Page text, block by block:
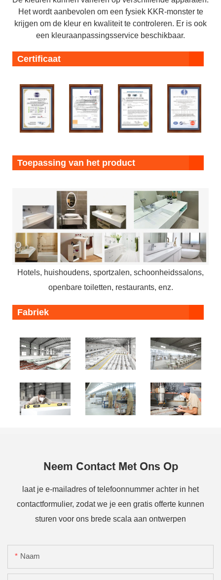
Het wordt aanbevolen om een ​​fysiek KKR-monster te
krijgen om de kleur en kwaliteit te controleren. Er is ook
een kleuraanpassingsservice beschikbaar.
Certificaat
Toepassing van het product
Hotels, huishoudens, sportzalen, schoonheidssalons,
openbare toiletten, restaurants, enz.
Fabriek
Neem Contact Met Ons Op
laat je e-mailadres of telefoonnummer achter in het
contactformulier, zodat we je een gratis offerte kunnen
sturen voor ons brede scala aan ontwerpen
Naam